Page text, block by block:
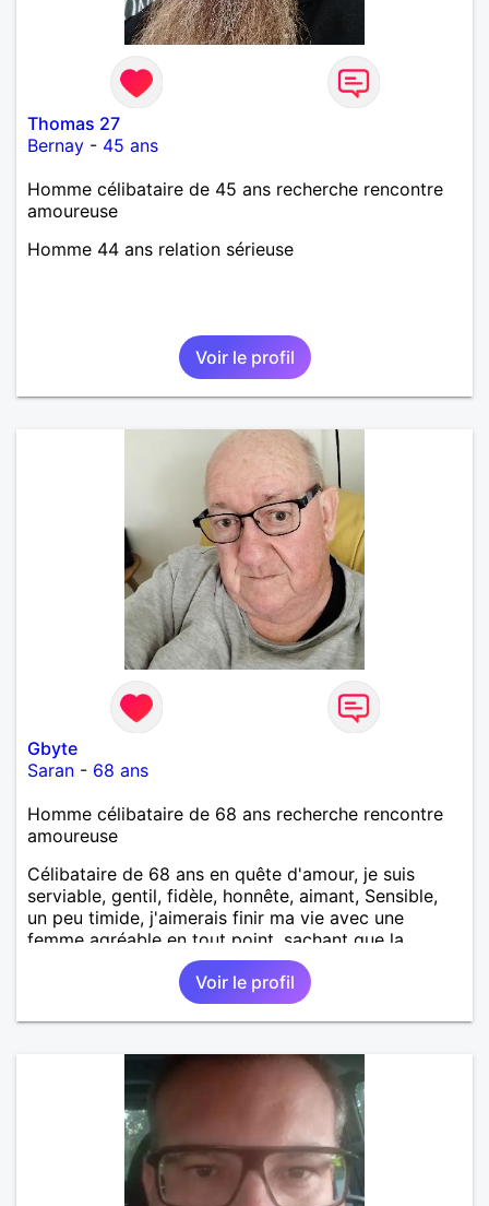
Thomas 27
Bernay - 45 ans
Homme célibataire de 45 ans recherche rencontre
amoureuse
Homme 44 ans relation sérieuse
Voir le profil
Gbyte
Saran - 68 ans
Homme célibataire de 68 ans recherche rencontre
amoureuse
Célibataire de 68 ans en quête d'amour, je suis
serviable, gentil, fidèle, honnête, aimant, Sensible,
un peu timide, j'aimerais finir ma vie avec une
femme agréable en tout point, sachant que la
perfection n'existe pas..
Voir le profil